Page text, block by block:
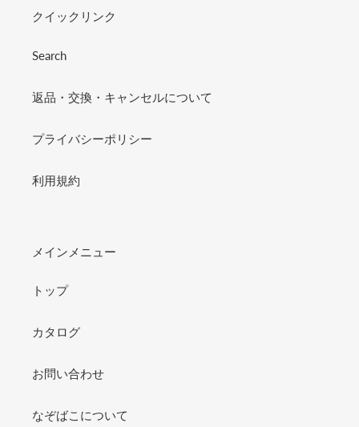
クイックリンク
Search
返品・交換・キャンセルについて
プライバシーポリシー
利用規約
メインメニュー
トップ
カタログ
お問い合わせ
なぞばこについて